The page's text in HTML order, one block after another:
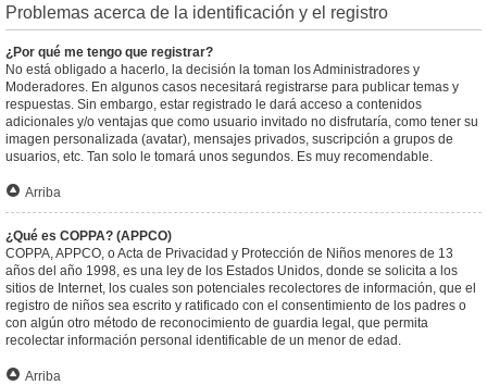
Problemas acerca de la identificación y el registro
¿Por qué me tengo que registrar?
No está obligado a hacerlo, la decisión la toman los Administradores y
Moderadores. En algunos casos necesitará registrarse para publicar temas y
respuestas. Sin embargo, estar registrado le dará acceso a contenidos
adicionales y/o ventajas que como usuario invitado no disfrutaría, como tener su
imagen personalizada (avatar), mensajes privados, suscripción a grupos de
usuarios, etc. Tan solo le tomará unos segundos. Es muy recomendable.
Arriba
¿Qué es COPPA? (APPCO)
COPPA, APPCO, o Acta de Privacidad y Protección de Niños menores de 13
años del año 1998, es una ley de los Estados Unidos, donde se solicita a los
sitios de Internet, los cuales son potenciales recolectores de información, que el
registro de niños sea escrito y ratificado con el consentimiento de los padres o
con algún otro método de reconocimiento de guardia legal, que permita
recolectar información personal identificable de un menor de edad.
Arriba